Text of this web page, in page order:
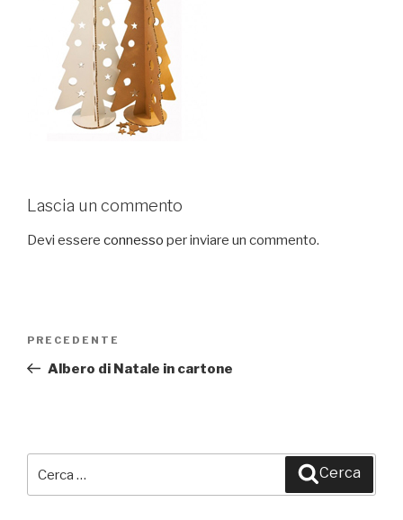
Lascia un commento
Devi essere connesso per inviare un commento.
Articolo
precedente:
PRECEDENTE
Albero di Natale in cartone
Cerca